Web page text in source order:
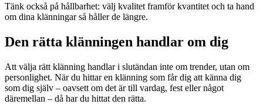
Tänk också på hållbarhet: välj kvalitet framför kvantitet och ta hand
om dina klänningar så håller de längre.
Den rätta klänningen handlar om dig
Att välja rätt klänning handlar i slutändan inte om trender, utan om
personlighet. När du hittar en klänning som får dig att känna dig
som dig själv – oavsett om det är till vardag, fest eller något
däremellan – då har du hittat den rätta.